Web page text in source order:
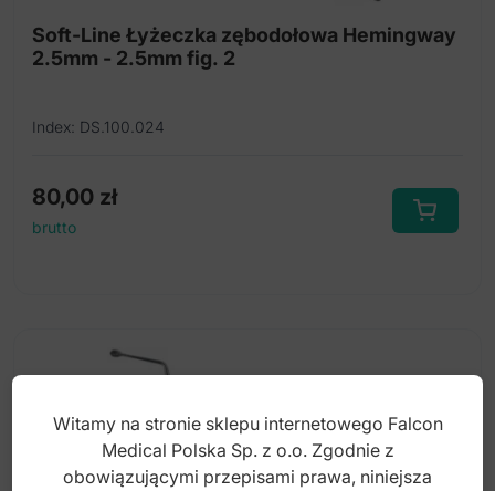
Soft-Line Łyżeczka zębodołowa Hemingway
2.5mm - 2.5mm fig. 2
Index: DS.100.024
80,00 zł
brutto
Witamy na stronie sklepu internetowego Falcon
Medical Polska Sp. z o.o. Zgodnie z
obowiązującymi przepisami prawa, niniejsza